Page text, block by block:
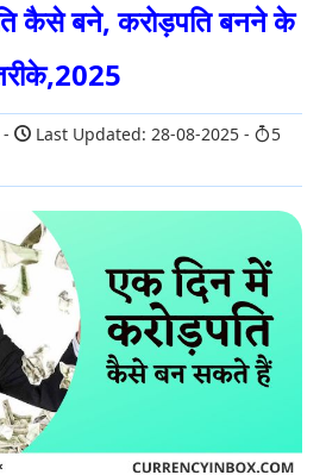
कैसे बने, करोड़पति बनने के
Last Updated: 28-08-2025
5